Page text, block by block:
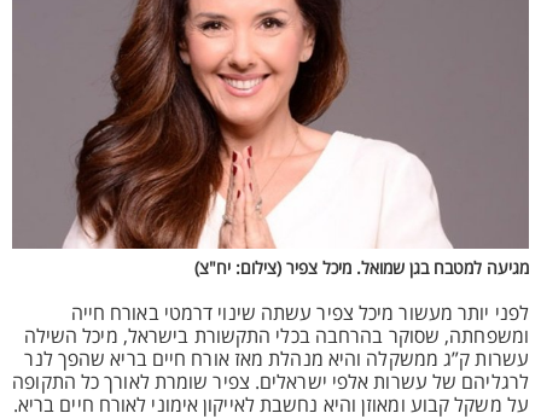
מגיעה למטבח בגן שמואל. מיכל צפיר (צילום: יח"צ)
לפני יותר מעשור מיכל צפיר עשתה שינוי דרמטי באורח חייה
ומשפחתה, שסוקר בהרחבה בכלי התקשורת בישראל, מיכל השילה
עשרות ק”ג ממשקלה והיא מנהלת מאז אורח חיים בריא שהפך לנר
לרגליהם של עשרות אלפי ישראלים. צפיר שומרת לאורך כל התקופה
על משקל קבוע ומאוזן והיא נחשבת לאייקון אימוני לאורח חיים בריא.